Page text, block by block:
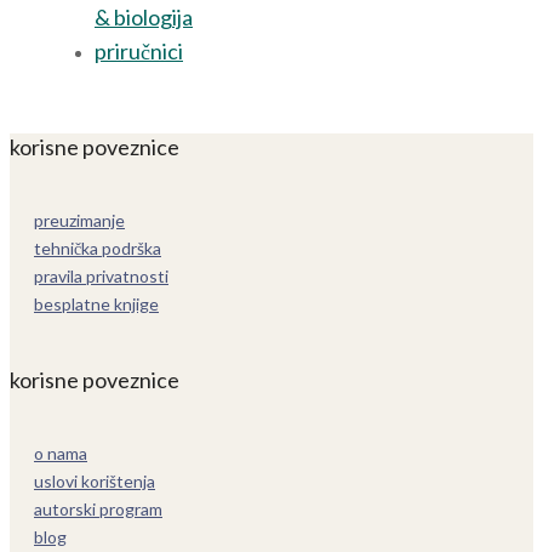
& biologija
priručnici
korisne poveznice
preuzimanje
tehnička podrška
pravila privatnosti
besplatne knjige
korisne poveznice
o nama
uslovi korištenja
autorski program
blog